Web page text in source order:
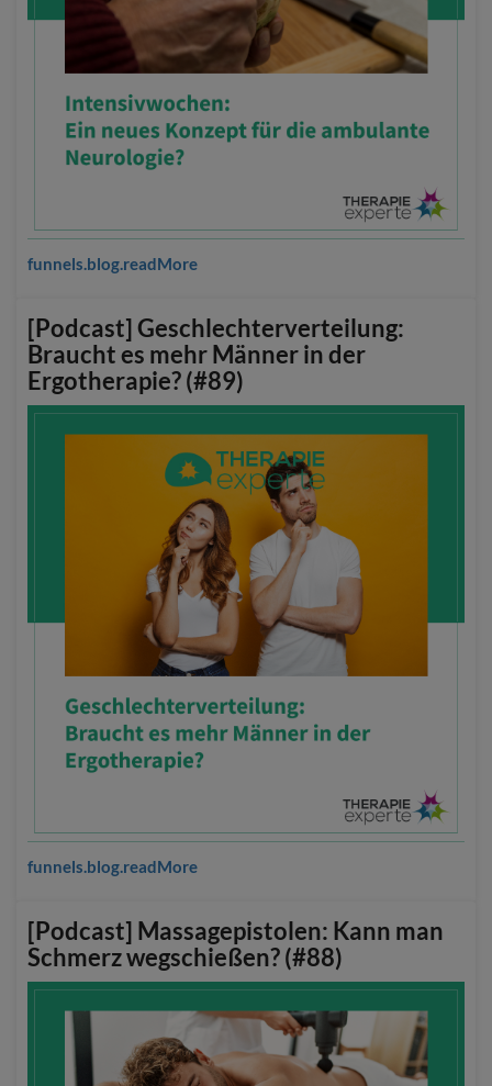
funnels.blog.readMore
[Podcast] Geschlechterverteilung:
Braucht es mehr Männer in der
Ergotherapie? (#89)
funnels.blog.readMore
[Podcast] Massagepistolen: Kann man
Schmerz wegschießen? (#88)